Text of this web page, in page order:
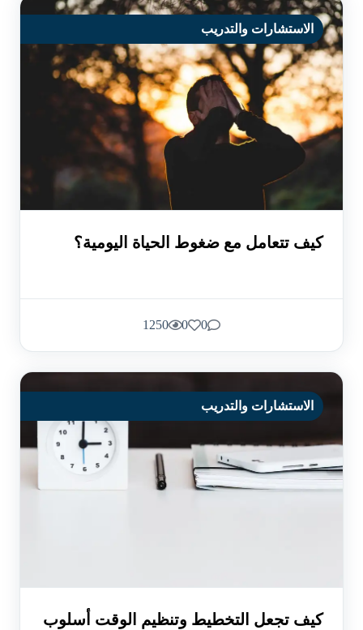
الاستشارات والتدريب
كيف تتعامل مع ضغوط الحياة اليومية؟
0
0
1250
الاستشارات والتدريب
كيف تجعل التخطيط وتنظيم الوقت أسلوب